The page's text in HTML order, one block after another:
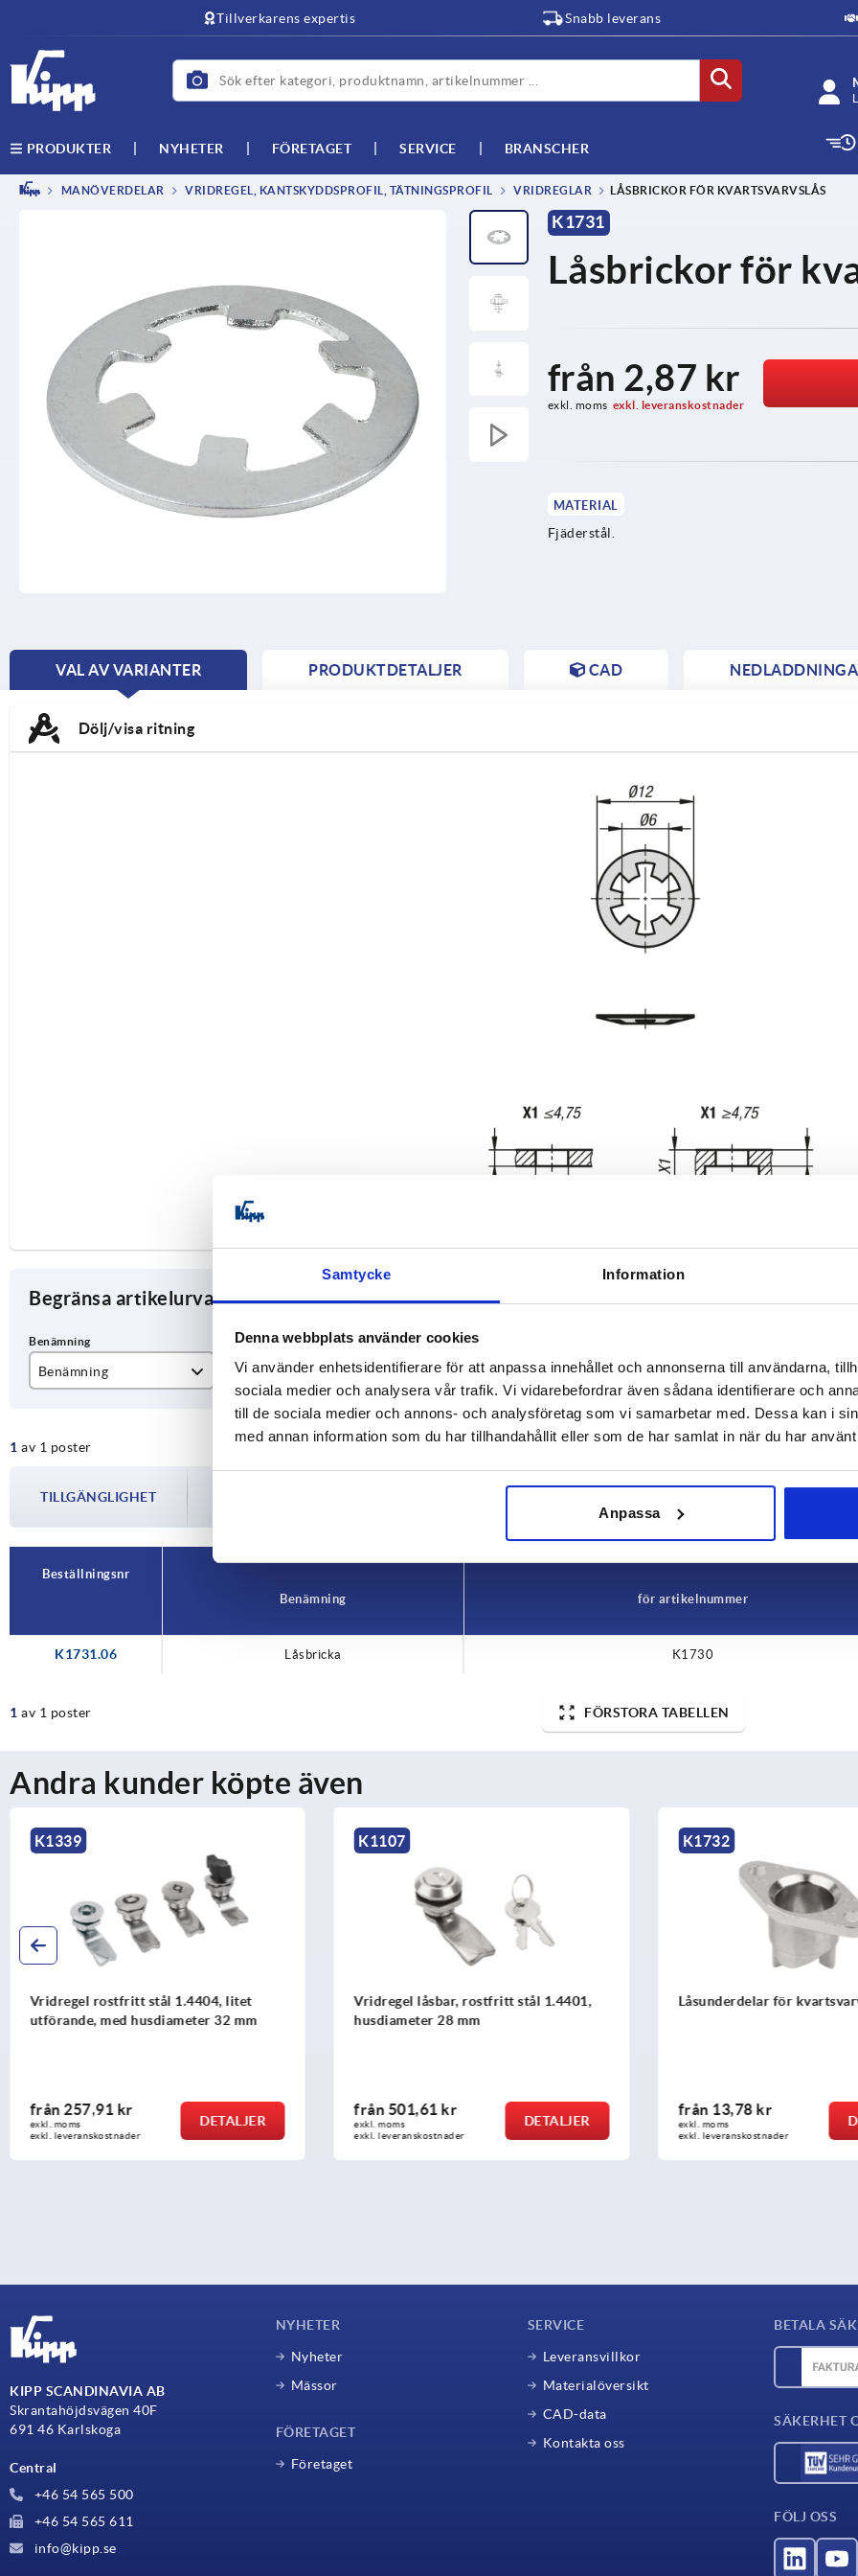
Samtycke Information
Denna webbplats använder cookies
Vi använder enhetsidentifierare för att anpassa innehållet och annonserna till användarna,
sociala medier och analysera vår trafik. Vi vidarebefordrar även sådana identifierare och
till de sociala medier och annons- och analysföretag som vi samarbetar med. Dessa kan i
med annan information som du har tillhandahållit eller som de har samlat in när du har
Anpassa
Tillverkarens expertis Snabb leverans
PRODUKTER NYHETER FÖRETAGET SERVICE BRANSCHER
MANÖVERDELAR VRIDREGEL, KANTSKYDDSPROFIL, TÄTNINGSPROFIL VRIDREGLAR LÅSBRICKOR FÖR KVARTSVARVSLÅS
K1731
Låsbrickor för
från 2,87 kr
exkl. moms exkl. leveranskostnader
MATERIAL
Fjäderstål.
VAL AV VARIANTER
CURRENT
PRODUKTDETALJER CAD
Dölj/visa ritning
Begränsa artikelurval
Benämning för artikelnummer
K1730
1 av 1 poster
TILLGÄNGLIGHET
1-3 dagar
Beställningsnr
Benämning
för artikelnummer
K1731.06 Låsbricka K1730
1 av 1 poster FÖRSTORA TABELLEN
Andra kunder köpte även
K1339
Vridregel rostfritt stål 1.4404, litet
utförande, med husdiameter 32 mm
från 257,91 kr
exkl. moms
exkl. leveranskostnader
DETALJER
K1107
Vridregel låsbar, rostfritt stål 1.4401,
husdiameter 28 mm
från 501,61 kr
exkl. moms
exkl. leveranskostnader
DETALJER
K1732
Låsunderdelar för
från 13,78 kr
exkl. moms
exkl. leveranskostnader
KIPP SCANDINAVIA AB
Skrantahöjdsvägen 40F
691 46 Karlskoga
Central
+46 54 565 500
+46 54 565 611
info@kipp.se
NYHETER
Nyheter
Mässor
FÖRETAGET
Företaget
SERVICE
Leveransvillkor
Materialöversikt
CAD-data
Kontakta oss
BETALA
SÄKERHET
FÖLJ OSS